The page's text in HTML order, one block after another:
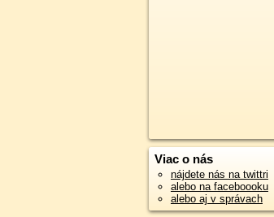
Viac o nás
nájdete nás na twittri
alebo na faceboooku
alebo aj v správach